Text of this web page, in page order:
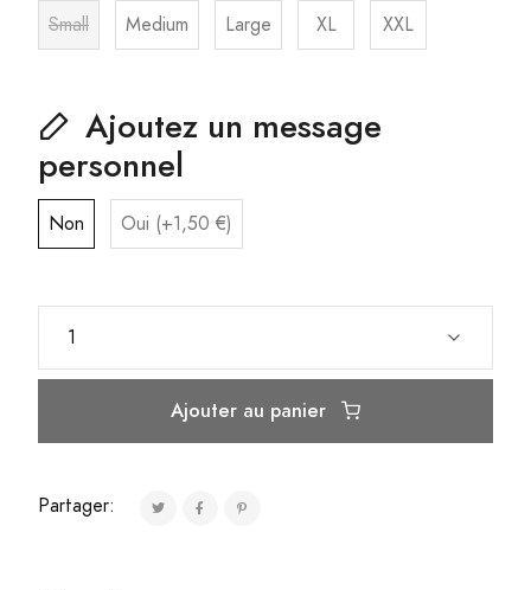
Small Medium Large XL XXL
Ajoutez un message
personnel
Non Oui (+1,50 €)
Ajouter au panier
Partager: